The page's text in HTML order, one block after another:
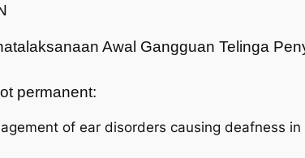
Awal Gangguan Telinga
permanent:
of ear disorders causing deafness